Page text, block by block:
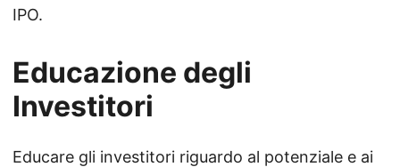
IPO.
Educazione degli
Investitori
Educare gli investitori riguardo al potenziale e ai